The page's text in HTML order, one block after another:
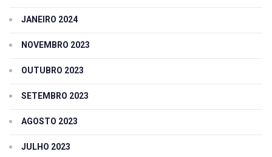
JANEIRO 2024
NOVEMBRO 2023
OUTUBRO 2023
SETEMBRO 2023
AGOSTO 2023
JULHO 2023